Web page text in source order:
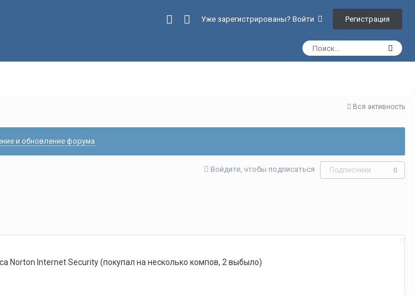
Уже зарегистрированы? Войти Регистрация
Вся активность
и обновление форума
Войдите, чтобы подписаться Подписчики 0
Norton Internet Security (покупал на несколько компов, 2 выбыло)